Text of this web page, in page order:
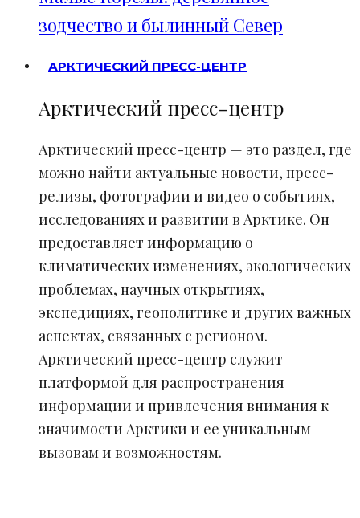
зодчество и былинный Север
АРКТИЧЕСКИЙ ПРЕСС-ЦЕНТР
Арктический пресс-центр
Арктический пресс-центр — это раздел, где
можно найти актуальные новости, пресс-
релизы, фотографии и видео о событиях,
исследованиях и развитии в Арктике. Он
предоставляет информацию о
климатических изменениях, экологических
проблемах, научных открытиях,
экспедициях, геополитике и других важных
аспектах, связанных с регионом.
Арктический пресс-центр служит
платформой для распространения
информации и привлечения внимания к
значимости Арктики и ее уникальным
вызовам и возможностям.